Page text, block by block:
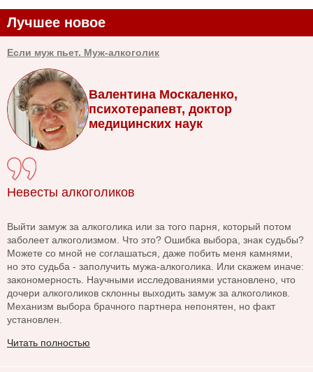
Лучшее новое
Если муж пьет. Муж-алкоголик
Валентина Москаленко,
психотерапевт, доктор
медицинских наук
Невесты алкоголиков
Выйти замуж за алкоголика или за того парня, который потом
заболеет алкоголизмом. Что это? Ошибка выбора, знак судьбы?
Можете со мной не соглашаться, даже побить меня камнями,
но это судьба - заполучить мужа-алкоголика. Или скажем иначе:
закономерность. Научными исследованиями установлено, что
дочери алкоголиков склонны выходить замуж за алкоголиков.
Механизм выбора брачного партнера непонятен, но факт
установлен.
Читать полностью